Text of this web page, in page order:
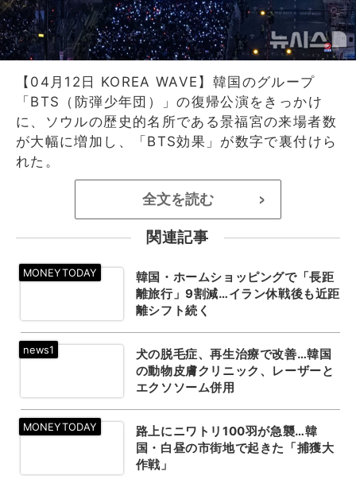
【04月12日 KOREA WAVE】韓国のグループ
「BTS（防弾少年団）」の復帰公演をきっかけ
に、ソウルの歴史的名所である景福宮の来場者数
が大幅に増加し、「BTS効果」が数字で裏付けら
れた。
全文を読む >
関連記事
韓国・ホームショッピングで「長距
離旅行」9割減…イラン休戦後も近距
離シフト続く
犬の脱毛症、再生治療で改善…韓国
の動物皮膚クリニック、レーザーと
エクソソーム併用
路上にニワトリ100羽が急襲…韓
国・白昼の市街地で起きた「捕獲大
作戦」